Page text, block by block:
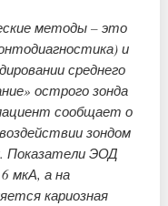
методы – это
и
среднего
острого зонда
сообщает о
зондом
Показатели ЭОД
мкА, а на
кариозная